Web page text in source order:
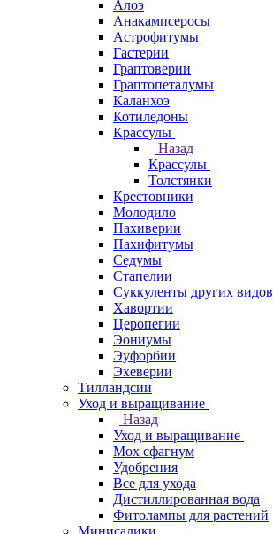
Алоэ
Анакампсеросы
Астрофитумы
Гастерии
Граптоверии
Граптопеталумы
Каланхоэ
Котиледоны
Крассулы
Назад
Крассулы
Толстянки
Крестовники
Молодило
Пахиверии
Пахифитумы
Седумы
Стапелии
Суккуленты других видов
Хавортии
Церопегии
Эониумы
Эуфорбии
Эхеверии
Тилландсии
Уход и выращивание
Назад
Уход и выращивание
Мох сфагнум
Удобрения
Все для ухода
Дистиллированная вода
Фитолампы для растений
Минисадики